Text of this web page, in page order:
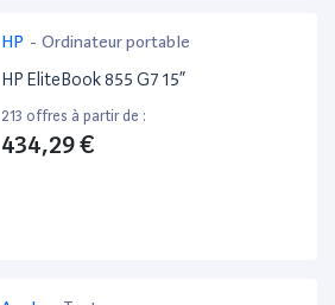
HP - Ordinateur portable
HP EliteBook 855 G7 15”
213 offres à partir de :
434,29 €